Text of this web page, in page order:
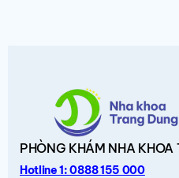
PHÒNG KHÁM NHA KHOA
Hotline 1: 0888 155 000